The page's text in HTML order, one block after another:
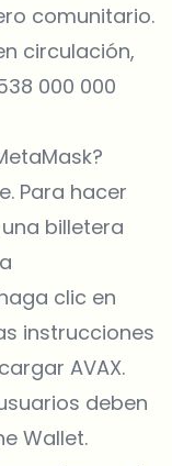
comunitario.
circulación,
000 000
Para hacer
billetera
clic en
instrucciones
AVAX.
deben
Wallet.